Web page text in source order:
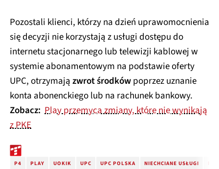
Pozostali klienci, którzy na dzień uprawomocnienia
się decyzji nie korzystają z usługi dostępu do
internetu stacjonarnego lub telewizji kablowej w
systemie abonamentowym na podstawie oferty
UPC, otrzymajązwrot środkówpoprzez uznanie
konta abonenckiego lub na rachunek bankowy.
Zobacz: Play przemyca zmiany, które nie wynikają
z PKE
P4 PLAY UOKIK UPC UPC POLSKA NIECHCIANE USŁUGI